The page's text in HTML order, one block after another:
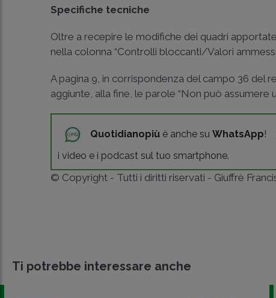
Specifiche tecniche
Oltre a recepire le modifiche dei quadri
nella colonna “Controlli bloccanti/Valori
A pagina 9, in corrispondenza del campo 36 del
aggiunte, alla fine, le parole “Non può assumere
Quotidianopiù è anche suWhatsApp!
i video e i podcast sul tuo smartphone.
© Copyright - Tutti i diritti riservati - Giuffrè
Ti potrebbe interessare anche